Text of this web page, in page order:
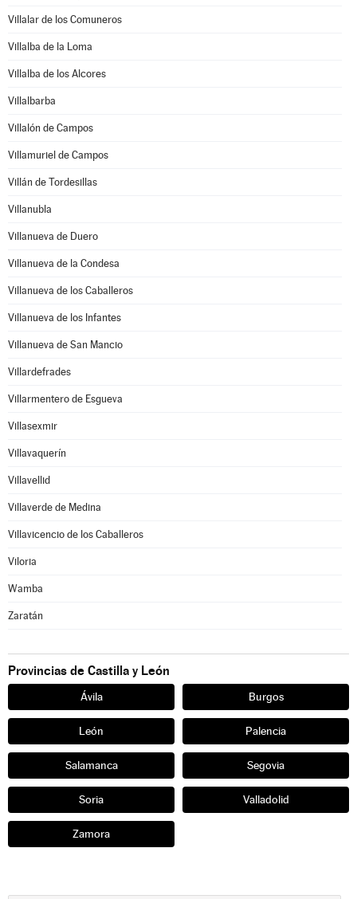
Villalar de los Comuneros
Villalba de la Loma
Villalba de los Alcores
Villalbarba
Villalón de Campos
Villamuriel de Campos
Villán de Tordesillas
Villanubla
Villanueva de Duero
Villanueva de la Condesa
Villanueva de los Caballeros
Villanueva de los Infantes
Villanueva de San Mancio
Villardefrades
Villarmentero de Esgueva
Villasexmir
Villavaquerín
Villavellid
Villaverde de Medina
Villavicencio de los Caballeros
Viloria
Wamba
Zaratán
Provincias de Castilla y León
Ávila Burgos
León Palencia
Salamanca Segovia
Soria Valladolid
Zamora